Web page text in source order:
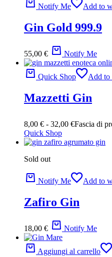
Notify Me Add to
Gin Gold 999.9
55,00 € Notify Me
Quick Shop Add to
Mazzetti Gin
8,00 € - 32,00 €Fascia di
Quick Shop
Sold out
Notify Me Add to
Zafiro Gin
18,00 € Notify Me
Aggiungi al carrello